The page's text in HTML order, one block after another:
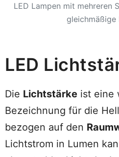
LED Lampen mit mehreren
gleichmäßige
LED
Die Lichtstärke ist eine
Bezeichnung für die
bezogen auf den
Lichtstrom in Lumen